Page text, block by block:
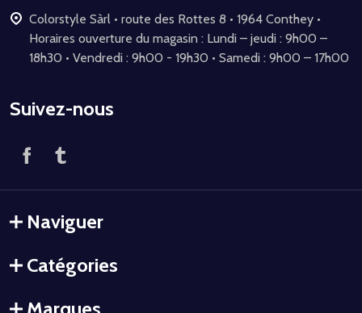
Colorstyle Sàrl • route des Rottes 8 • 1964 Conthey •
Horaires ouverture du magasin : Lundi – jeudi : 9h00 –
18h30 • Vendredi : 9h00 - 19h30 • Samedi : 9h00 – 17h00
Suivez-nous
Naviguer
Catégories